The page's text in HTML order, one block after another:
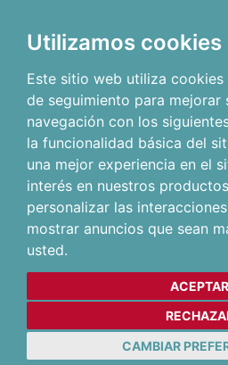
Utilizamos cookies
Este sitio web utiliza
de seguimiento para mejorar
navegación con los
la funcionalidad básica del
una mejor experiencia en el
interés en nuestros
personalizar las
mostrar anuncios que sean
usted.
ACEPTAR
CAMBIAR